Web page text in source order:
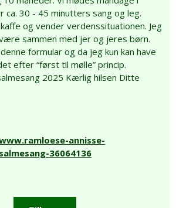
ca. 30 - 45 minutters sang og leg.
og vender verdenssituationen. Jeg
sammen med jer og jeres børn.
formular og da jeg kun kan have
efter “først til mølle” princip.
2025 Kærlig hilsen Ditte
annisse-
36064136